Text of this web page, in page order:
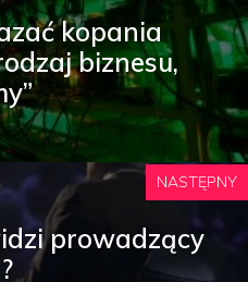
kopania
biznesu,
NASTĘPNY
prowadzący